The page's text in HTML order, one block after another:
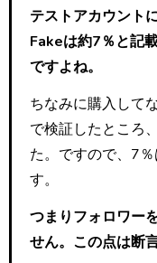
テストアカウント
Fakeは約7％と記
ですよね。
ちなみに購入して
で検証したところ
た。ですので、7
す。
つまりフォロワー
せん。この点は断